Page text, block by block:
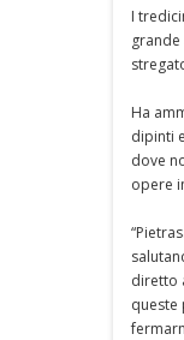
I
Ha
dipinti
dove
opere
diretto
queste